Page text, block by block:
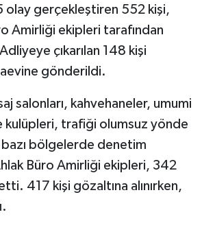
olay gerçekleştiren 552 kişi,
Amirliği ekipleri tarafından
çıkarılan 148 kişi
gönderildi.
salonları, kahvehaneler, umumi
kulüpleri, trafiği olumsuz yönde
bölgelerde denetim
Büro Amirliği ekipleri, 342
417 kişi gözaltına alınırken,